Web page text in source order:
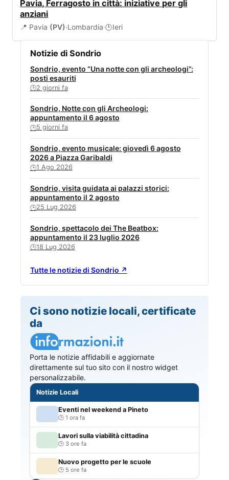
Pavia, Ferragosto in città: iniziative per gli
anziani
📍 Pavia (PV)·Lombardia·🕒Ieri
Notizie di Sondrio
Sondrio, evento “Una notte con gli archeologi”:
posti esauriti
🕒2 giorni fa
Sondrio, Notte con gli Archeologi:
appuntamento il 6 agosto
🕒5 giorni fa
Sondrio, evento musicale: giovedì 6 agosto
2026 a Piazza Garibaldi
🕒1 Ago 2026
Sondrio, visita guidata ai palazzi storici:
appuntamento il 2 agosto
🕒25 Lug 2026
Sondrio, spettacolo dei The Beatbox:
appuntamento il 23 luglio 2026
🕒18 Lug 2026
Tutte le notizie di Sondrio ↗
Ci sono notizie locali, certificate
da
Porta le notizie affidabili e aggiornate
direttamente sul tuo sito con il nostro widget
personalizzabile.
Notizie Locali
Eventi nel weekend a Pineto
1 ora fa
Lavori sulla viabilità cittadina
3 ore fa
Nuovo progetto per le scuole
5 ore fa